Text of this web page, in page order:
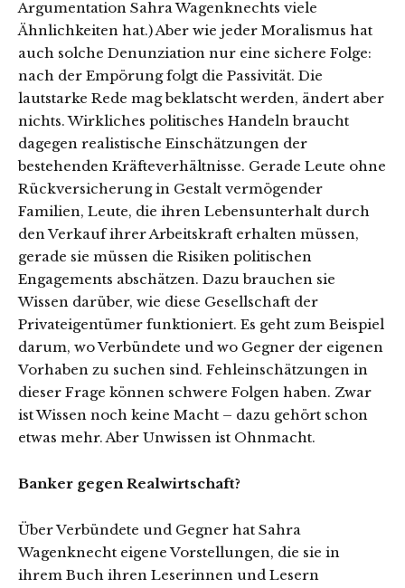
Argumentation Sahra Wagenknechts viele
Ähnlichkeiten hat.) Aber wie jeder Moralismus hat
auch solche Denunziation nur eine sichere Folge:
nach der Empörung folgt die Passivität. Die
lautstarke Rede mag beklatscht werden, ändert aber
nichts. Wirkliches politisches Handeln braucht
dagegen realistische Einschätzungen der
bestehenden Kräfteverhältnisse. Gerade Leute ohne
Rückversicherung in Gestalt vermögender
Familien, Leute, die ihren Lebensunterhalt durch
den Verkauf ihrer Arbeitskraft erhalten müssen,
gerade sie müssen die Risiken politischen
Engagements abschätzen. Dazu brauchen sie
Wissen darüber, wie diese Gesellschaft der
Privateigentümer funktioniert. Es geht zum Beispiel
darum, wo Verbündete und wo Gegner der eigenen
Vorhaben zu suchen sind. Fehleinschätzungen in
dieser Frage können schwere Folgen haben. Zwar
ist Wissen noch keine Macht – dazu gehört schon
etwas mehr. Aber Unwissen ist Ohnmacht.
Banker gegen Realwirtschaft?
Über Verbündete und Gegner hat Sahra
Wagenknecht eigene Vorstellungen, die sie in
ihrem Buch ihren Leserinnen und Lesern